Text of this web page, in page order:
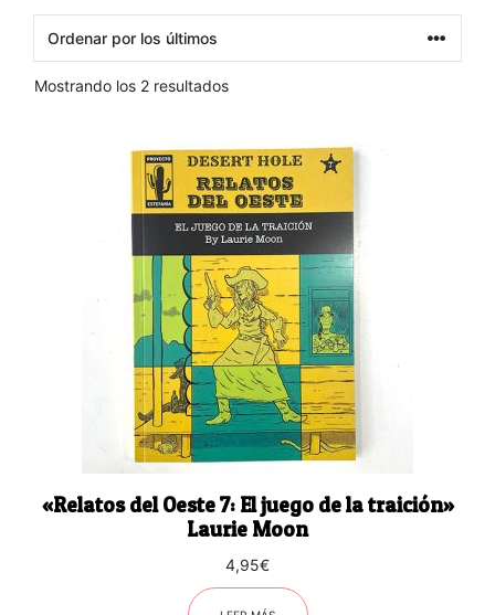
Mostrando los 2 resultadosOrdenado
últimos
«Relatos del Oeste 7: El juego de la traición»
Laurie Moon
4,95€